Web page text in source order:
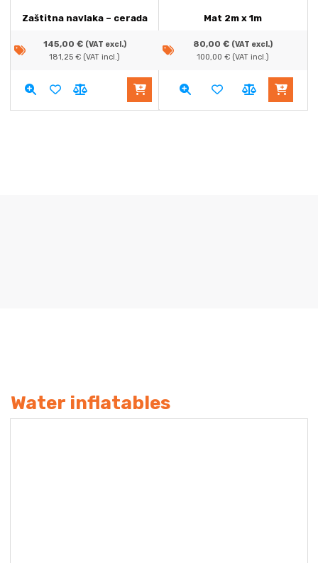
5
Zaštitna navlaka – cerada
145,00 € (VAT excl.)
181,25 € (VAT incl.)
5Mat 2m x 1m
80,00 € (VAT excl.)
100,00 € (VAT incl.)
Water inflatables